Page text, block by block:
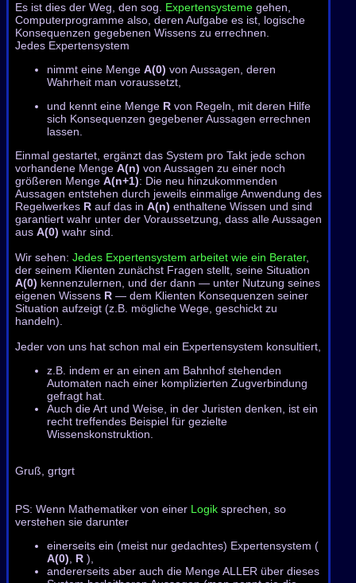
Es ist dies der Weg, den sog. Expertensysteme gehen,
Computerprogramme also, deren Aufgabe es ist, logische
Konsequenzen gegebenen Wissens zu errechnen.
Jedes Expertensystem
nimmt eine Menge A(0) von Aussagen, deren
Wahrheit man voraussetzt,
und kennt eine Menge R von Regeln, mit deren Hilfe
sich Konsequenzen gegebener Aussagen errechnen
lassen.
Einmal gestartet, ergänzt das System pro Takt jede schon
vorhandene Menge A(n) von Aussagen zu einer noch
größeren Menge A(n+1): Die neu hinzukommenden
Aussagen entstehen durch jeweils einmalige Anwendung des
Regelwerkes R auf das in A(n) enthaltene Wissen und sind
garantiert wahr unter der Voraussetzung, dass alle Aussagen
aus A(0) wahr sind.
Wir sehen: Jedes Expertensystem arbeitet wie ein Berater,
der seinem Klienten zunächst Fragen stellt, seine Situation
A(0) kennenzulernen, und der dann — unter Nutzung seines
eigenen Wissens R — dem Klienten Konsequenzen seiner
Situation aufzeigt (z.B. mögliche Wege, geschickt zu
handeln).
Jeder von uns hat schon mal ein Expertensystem konsultiert,
z.B. indem er an einen am Bahnhof stehenden
Automaten nach einer komplizierten Zugverbindung
gefragt hat.
Auch die Art und Weise, in der Juristen denken, ist ein
recht treffendes Beispiel für gezielte
Wissenskonstruktion.
Gruß, grtgrt
PS: Wenn Mathematiker von einer Logik sprechen, so
verstehen sie darunter
einerseits ein (meist nur gedachtes) Expertensystem (
A(0), R ),
andererseits aber auch die Menge ALLER über dieses